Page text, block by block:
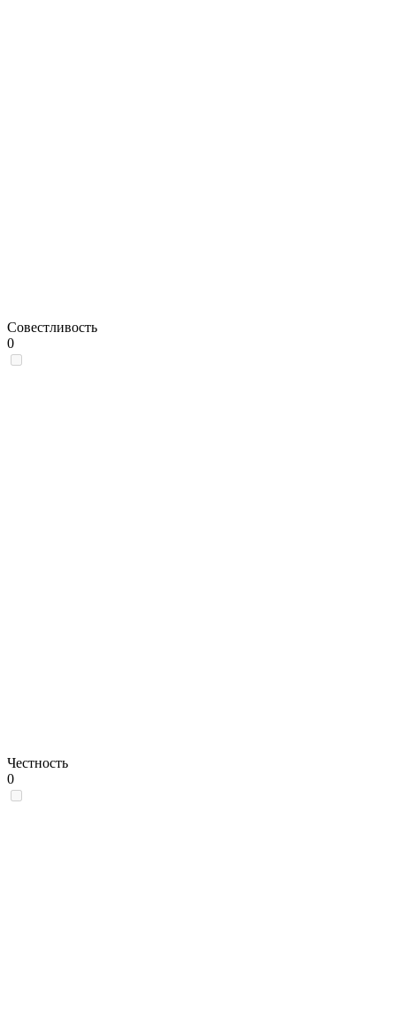
Совестливость
0
Честность
0